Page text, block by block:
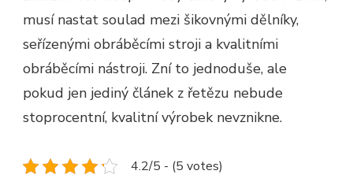
musí nastat soulad mezi šikovnými dělníky,
seřízenými obráběcími stroji a kvalitními
obráběcími nástroji. Zní to jednoduše, ale
pokud jen jediný článek z řetězu nebude
stoprocentní, kvalitní výrobek nevznikne.
4.2/5 - (5 votes)